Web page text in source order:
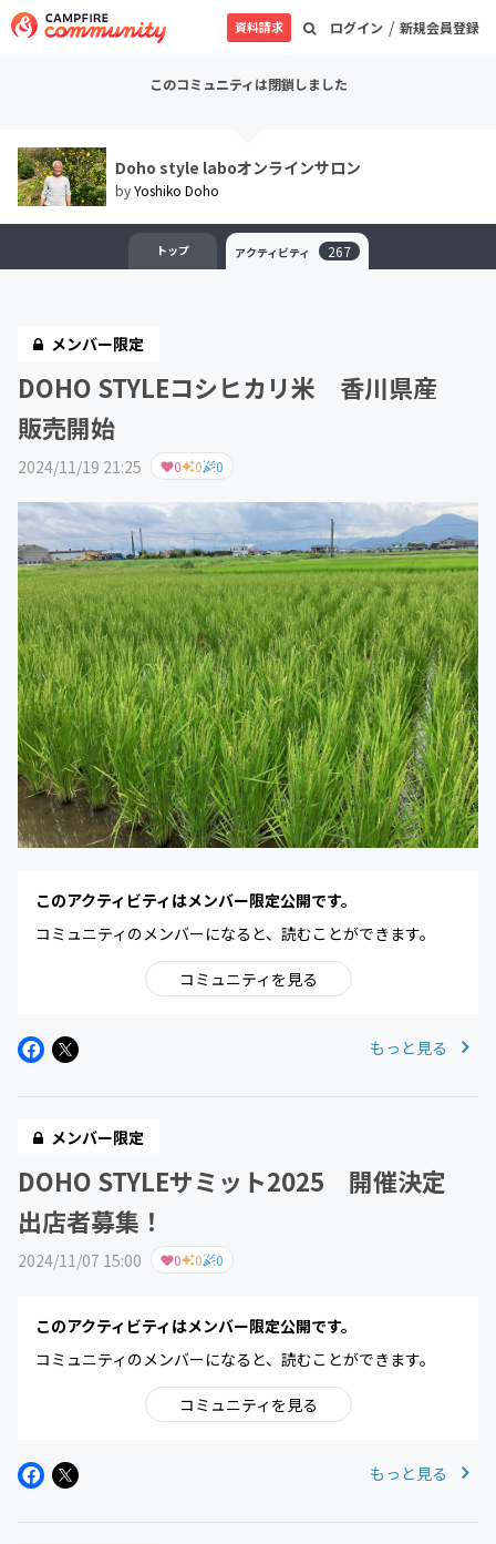
ログイン / 新規会員登録
資料請求
このコミュニティは閉鎖しました
Doho style laboオンラインサロン
byYoshiko Doho
トップ アクティビティ 267
メンバー限定
DOHO STYLEコシヒカリ米 香川県産
販売開始
2024/11/19 21:25 0 0 0
このアクティビティはメンバー限定公開です。
コミュニティのメンバーになると、読むことができます。
コミュニティを見る
もっと見る
メンバー限定
DOHO STYLEサミット2025 開催決定
出店者募集！
2024/11/07 15:00 0 0 0
このアクティビティはメンバー限定公開です。
コミュニティのメンバーになると、読むことができます。
コミュニティを見る
もっと見る